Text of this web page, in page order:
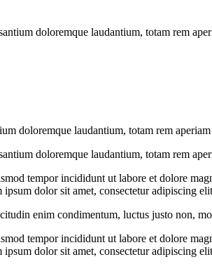
doloremque laudantium, totam rem
doloremque laudantium, totam rem
doloremque laudantium, totam rem
tempor incididunt ut labore et dolore
dolor sit amet, consectetur adipiscing
enim condimentum, luctus justo non,
tempor incididunt ut labore et dolore
dolor sit amet, consectetur adipiscing